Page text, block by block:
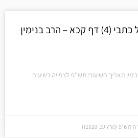
[כג' אדר] פרק כל כתבי (4) דף קכא – הרב בנימין
תאריך השיעור: תש"פ לצפייה בשיעור:
(מרץ 19, 2020))